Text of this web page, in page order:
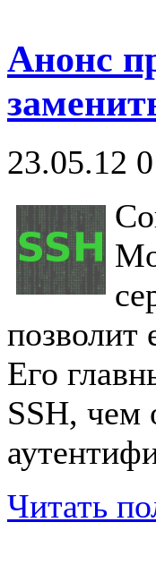
Анонс
23.05.12
позволит
Его
SSH, чем
Читать